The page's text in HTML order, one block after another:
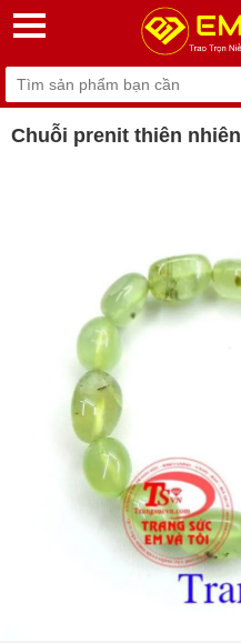
Chuỗi prenit thiên nhiên